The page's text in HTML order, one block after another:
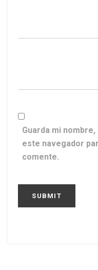
Guarda mi
este navegador
comente.